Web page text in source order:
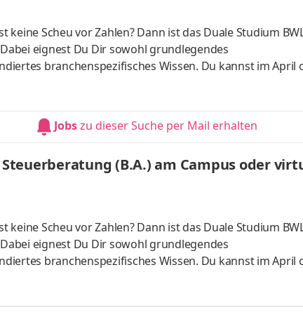
Scheu vor Zahlen? Dann ist das Duale Studium
eignest Du Dir sowohl grundlegendes
branchenspezifisches Wissen. Du kannst im April
flexibel virtuell. Deine Praxisphasen absolvierst Du bei
Dein Studium ohne Numerus clausus oder
mit praxisnahen InhaltenDeine
Du lernstJobszu dieser Suche per Mail erhalten
(B.A.) am Campus oder
Scheu vor Zahlen? Dann ist das Duale Studium
eignest Du Dir sowohl grundlegendes
branchenspezifisches Wissen. Du kannst im April
flexibel virtuell. Deine Praxisphasen absolvierst Du bei
Dein Studium ohne Numerus clausus oder
mit praxisnahen InhaltenDeine